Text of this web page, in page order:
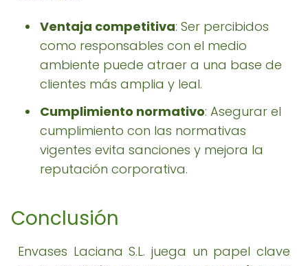
Ventaja competitiva: Ser percibidos
como responsables con el medio
ambiente puede atraer a una base de
clientes más amplia y leal.
Cumplimiento normativo: Asegurar el
cumplimiento con las normativas
vigentes evita sanciones y mejora la
reputación corporativa.
Conclusión
Envases Laciana S.L. juega un papel clave